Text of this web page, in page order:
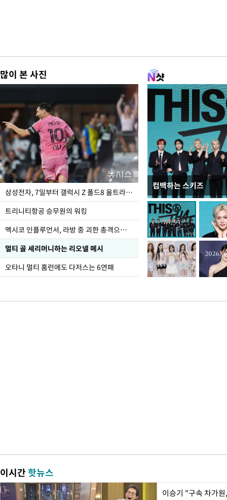
많이 본 사진
삼성전자, 7일부터 갤럭시 Z 폴드8 울트라·폴드8·플립8 출시
트리니티항공 승무원의 워킹
멕시코 인플루언서, 라방 중 괴한 총격으로 사망
멀티 골 세리머니하는 리오넬 메시
오타니 멀티 홈런에도 다저스는 6연패
컴백하는 스키즈
입추 하루 앞둔 전남
폭염
이시간핫뉴스
이승기 "구속 차가